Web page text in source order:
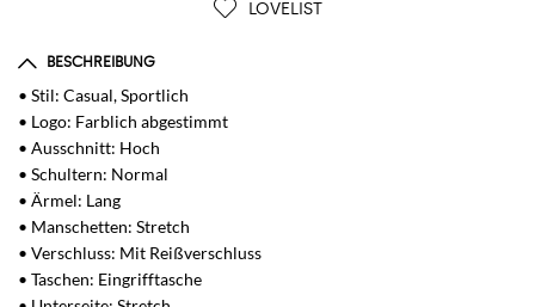
LOVELIST
BESCHREIBUNG
• Stil: Casual, Sportlich
• Logo: Farblich abgestimmt
• Ausschnitt: Hoch
• Schultern: Normal
• Ärmel: Lang
• Manschetten: Stretch
• Verschluss: Mit Reißverschluss
• Taschen: Eingrifftasche